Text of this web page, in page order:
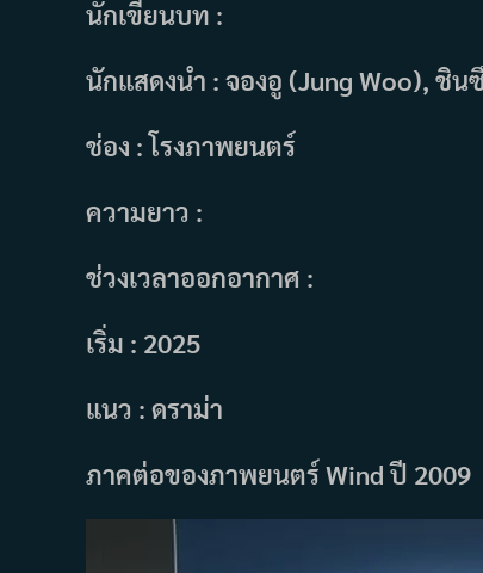
นักเขียนบท :
นักแสดงนำ : จองอู (Jung Woo), ชิน
ช่อง : โรงภาพยนตร์
ความยาว :
ช่วงเวลาออกอากาศ :
เริ่ม : 2025
แนว : ดราม่า
ภาคต่อของภาพยนตร์ Wind ปี 2009